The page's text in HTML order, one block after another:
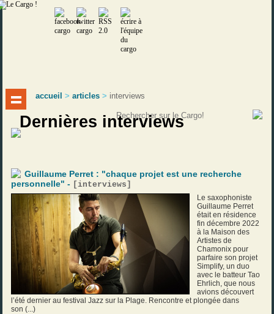
accueil >articles > interviews
Dernières interviews
Guillaume Perret : "chaque projet est une recherche
personnelle" - [interviews ]
Le saxophoniste
Guillaume Perret
était en résidence
fin décembre 2022
à la Maison des
Artistes de
Chamonix pour
parfaire son projet
Simplify, un duo
avec le batteur Tao
Ehrlich, que nous
avions découvert
l’été dernier au festival Jazz sur la Plage. Rencontre et plongée dans
son (...)